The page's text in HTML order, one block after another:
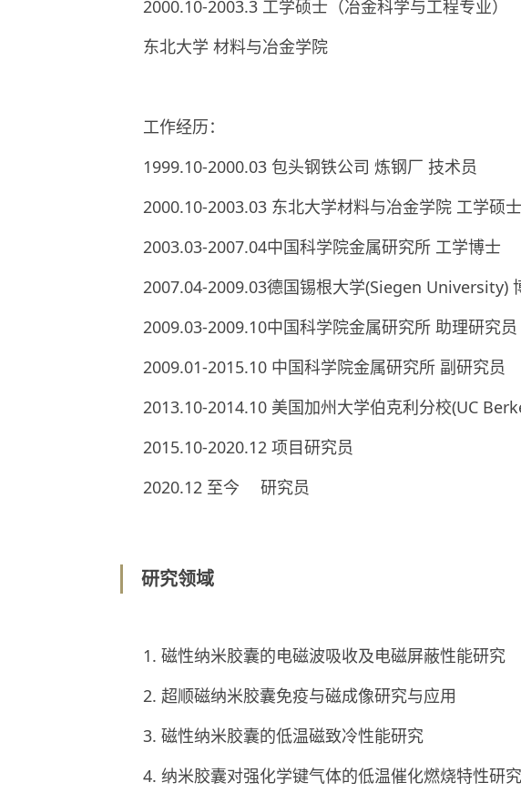
2000.10-2003.3 工学硕士（冶金科学与工程专业）
东北大学 材料与冶金学院
工作经历：
1999.10-2000.03 包头钢铁公司 炼钢厂 技术员
2000.10-2003.03 东北大学材料与冶金学院 工学硕士
2003.03-2007.04中国科学院金属研究所 工学博士
2007.04-2009.03德国锡根大学(Siegen University)
2009.03-2009.10中国科学院金属研究所 助理研究员
2009.01-2015.10 中国科学院金属研究所 副研究员
2013.10-2014.10 美国加州大学伯克利分校(UC
2015.10-2020.12 项目研究员
2020.12 至今 研究员
研究领域
1. 磁性纳米胶囊的电磁波吸收及电磁屏蔽性能研究
2. 超顺磁纳米胶囊免疫与磁成像研究与应用
3. 磁性纳米胶囊的低温磁致冷性能研究
4. 纳米胶囊对强化学键气体的低温催化燃烧特性研究